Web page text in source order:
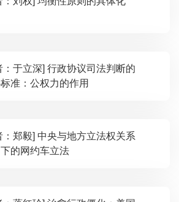
深] 行政协议司法判断的
准：公权力的作用
央与地方立法权关系
的网约车立法